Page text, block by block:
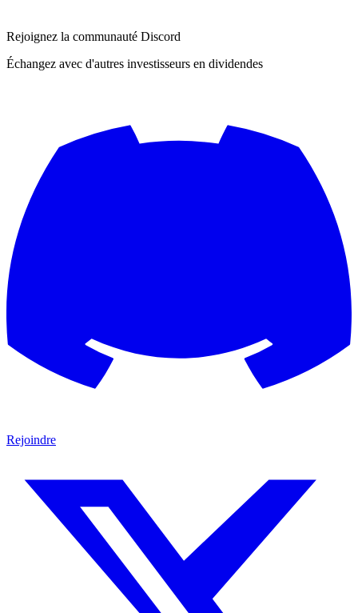
Rejoignez la communauté Discord
Échangez avec d'autres investisseurs en dividendes
Rejoindre